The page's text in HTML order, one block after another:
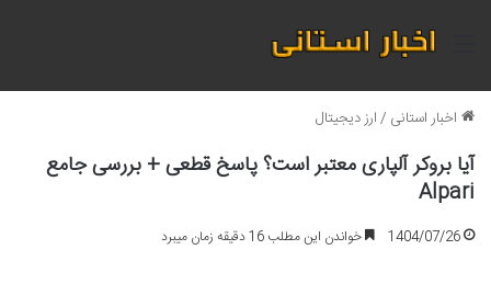
منو
اخبار استانی /ارز دیجیتال
آیا بروکر آلپاری معتبر است؟ پاسخ قطعی + بررسی جامع
Alpari
1404/07/26 خواندن این مطلب 16 دقیقه زمان میبرد